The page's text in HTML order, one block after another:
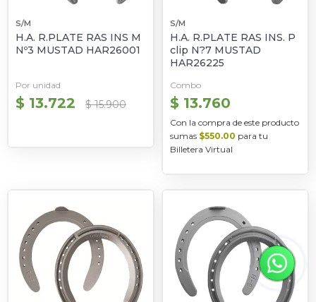
S/M
H.A. R.PLATE RAS INS M
Nº3 MUSTAD HAR26001
Por unidad
$ 13.722 $ 15.900
S/M
H.A. R.PLATE RAS INS. P
clip N?7 MUSTAD
HAR26225
Combo
$ 13.760
Con la compra de este producto
sumas $550.00 para tu
Billetera Virtual